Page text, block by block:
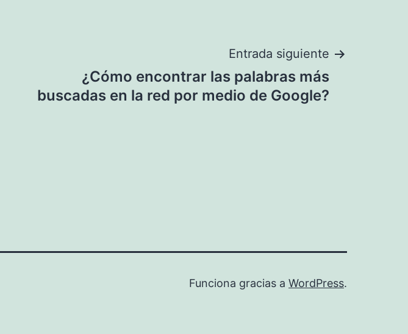
Entrada siguiente
¿Cómo encontrar las palabras más
buscadas en la red por medio de Google?
Funciona gracias a WordPress.